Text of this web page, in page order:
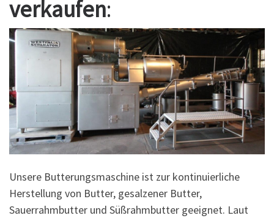
verkaufen:
Unsere Butterungsmaschine ist zur kontinuierliche
Herstellung von Butter, gesalzener Butter,
Sauerrahmbutter und Süßrahmbutter geeignet. Laut